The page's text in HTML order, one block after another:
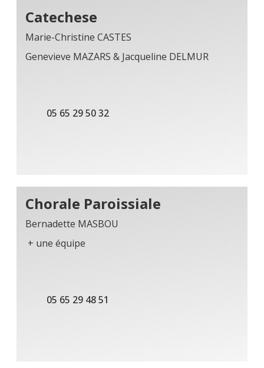
Catechese
Marie-Christine CASTES
Genevieve MAZARS & Jacqueline DELMUR
05 65 29 50 32
Chorale Paroissiale
Bernadette MASBOU
+ une équipe
05 65 29 48 51